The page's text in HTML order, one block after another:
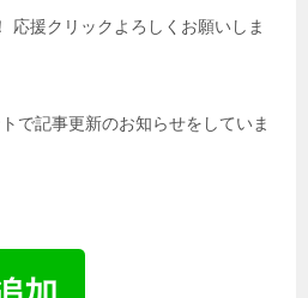
応援クリックよろしくお願いしま
で記事更新のお知らせをしていま